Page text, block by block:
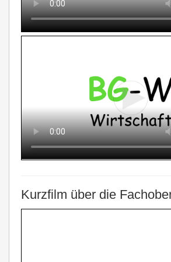
Kurzfilm über die